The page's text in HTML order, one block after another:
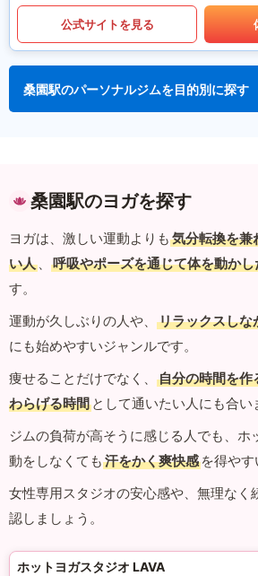
公式サイトを見る
桑園駅のパーソナルジムを目的別に探す
桑園駅のヨガを探す
ヨガは、激しい運動よりも 気分転換を兼
い人 、 呼吸やポーズを通じて体を動かし
す。
運動が久しぶりの人や、
リラックスしな
にも始めやすいジャンルです。
痩せることだけでなく、
自分の時間を作
わらげる時間 として通いたい人にも合い
ジムの負荷が高そうに感じる人でも、ホ
動をしなくても 汗をかく爽快感 を得やす
女性専用スタジオの安心感や、無理なく
認しましょう。
ホットヨガスタジオ LAVA